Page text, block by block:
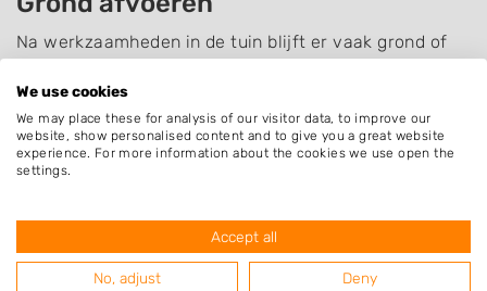
Na werkzaamheden in de tuin blijft er vaak grond of
milieustraat of de grond laten afvoeren door een
professional zoals een hovenier of grondwerker.
Grondwerk laten uitvoeren
Bent u op zoek naar iemand die u kan helpen bij
grondwerk of grondverzet? De bedrijven in de lijst
hieronder uit Itens en omgeving kunnen u hiermee
We use cookies
We may place these for analysis of our visitor data, to improve our
website, show personalised content and to give you a great website
experience. For more information about the cookies we use open the
settings.
Accept all
No, adjust Deny